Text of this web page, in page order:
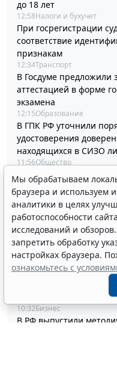
до 18 лет
12:58Налоги и бухучет
При госрегистрации
соответствие
признакам
12:34Транспорт
В Госдуме предложили
аттестацией в форме
экзамена
12:15Образование
В ГПК РФ уточнили
удостоверения
находящихся в СИЗО
11:56Общество
В РФ актуализировали
помощи при
недостаточности
11:40Социальная сфера
Работодатели могут
при трудоустройстве
родителей
10:54Труд
Процедуру заключения
итогам электронного
10:32Бизнес
В РФ выпустили
Мы обрабатываем
браузера и используем
аналитики в целях
работоспособности
исследований и
запретить обработку
настройках браузера.
ознакомьтесь с